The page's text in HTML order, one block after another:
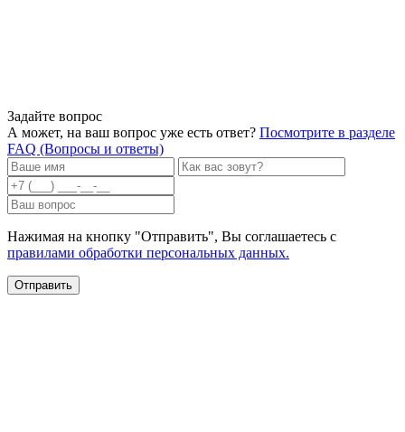
Задайте вопрос
А может, на ваш вопрос уже есть ответ? Посмотрите в разделе
FAQ (Вопросы и ответы)
Нажимая на кнопку "Отправить", Вы соглашаетесь с
правилами обработки персональных данных.